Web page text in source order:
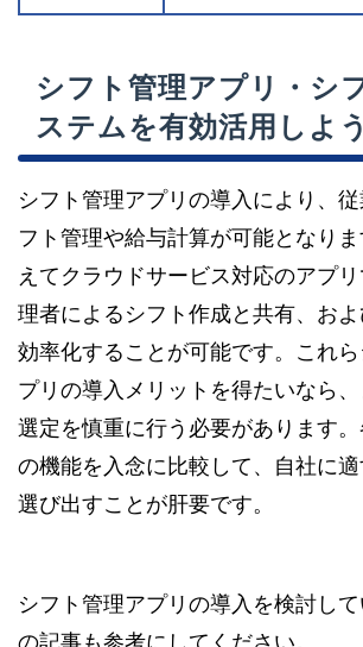
シフト管理アプリ・シ
ステムを有効活用しよう
シフト管理アプリの導入により、
フト管理や給与計算が可能となり
えてクラウドサービス対応のアプ
理者によるシフト作成と共有、お
効率化することが可能です。これ
プリの導入メリットを得たいなら
選定を慎重に行う必要があります
の機能を入念に比較して、自社に
選び出すことが肝要です。
シフト管理アプリの導入を検討し
の記事も参考にしてください。